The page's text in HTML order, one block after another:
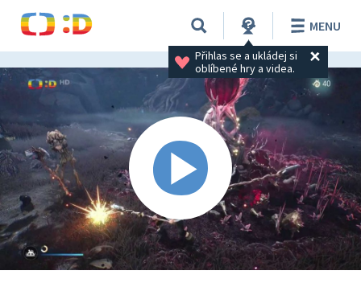
Přihlas se a ukládej si
oblíbené hry a videa.
MENU